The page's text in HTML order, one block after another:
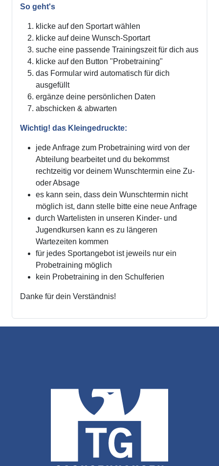
So geht's
klicke auf den Sportart wählen
klicke auf deine Wunsch-Sportart
suche eine passende Trainingszeit für dich aus
klicke auf den Button "Probetraining"
das Formular wird automatisch für dich
ausgefüllt
ergänze deine persönlichen Daten
abschicken & abwarten
Wichtig! das Kleingedruckte:
jede Anfrage zum Probetraining wird von der
Abteilung bearbeitet und du bekommst
rechtzeitig vor deinem Wunschtermin eine Zu-
oder Absage
es kann sein, dass dein Wunschtermin nicht
möglich ist, dann stelle bitte eine neue Anfrage
durch Wartelisten in unseren Kinder- und
Jugendkursen kann es zu längeren
Wartezeiten kommen
für jedes Sportangebot ist jeweils nur ein
Probetraining möglich
kein Probetraining in den Schulferien
Danke für dein Verständnis!